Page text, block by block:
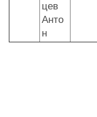
цев
Анто
н